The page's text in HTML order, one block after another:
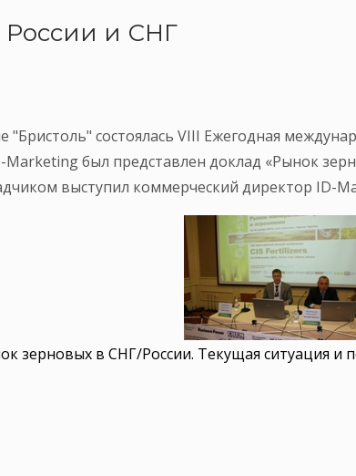
России и СНГ
"Бристоль" состоялась VIII Ежегодная
был представлен доклад «Рынок
выступил коммерческий директор ID-
зерновых в СНГ/России. Текущая ситуация и